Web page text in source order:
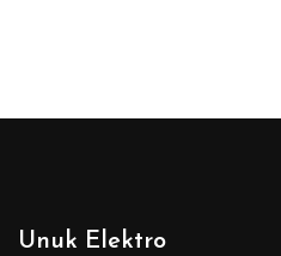
Unuk Elektro